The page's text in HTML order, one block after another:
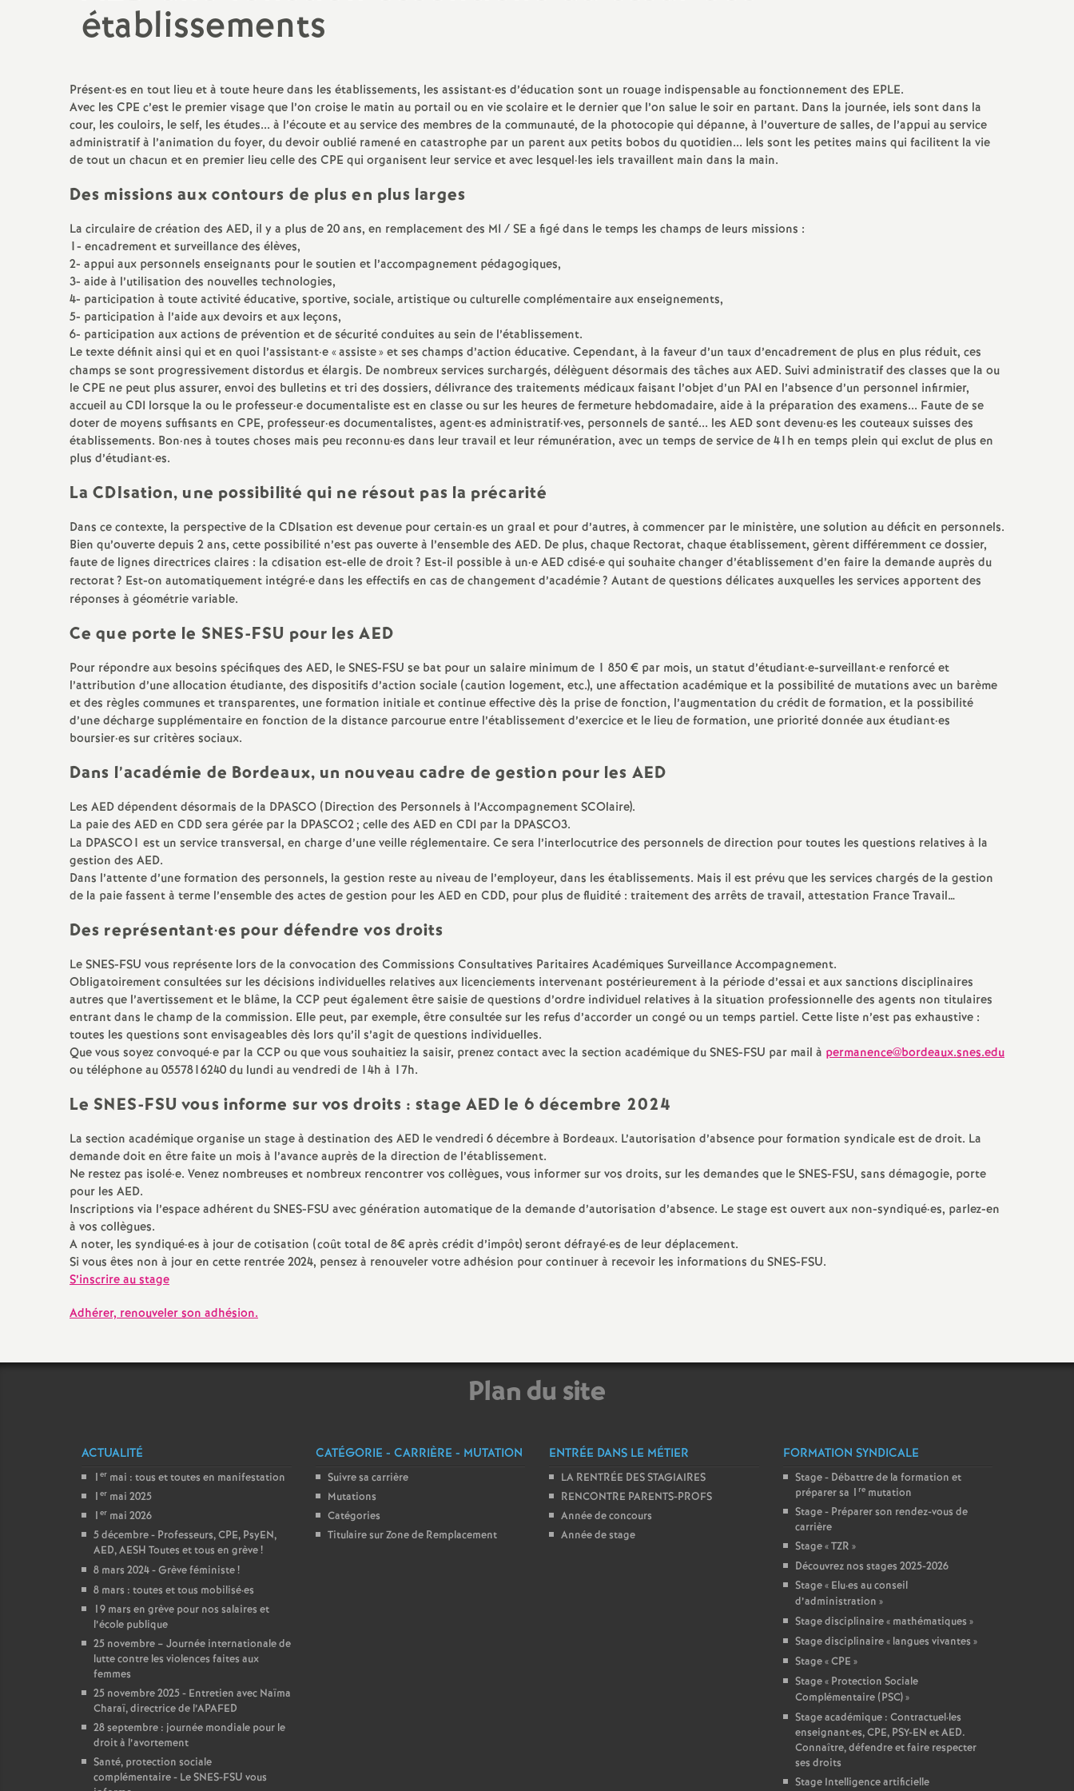
N
t
i
o
n
a
l
d
e
s
E
n
s
e
i
g
n
m
e
n
t
s
d
e
S
e
c
o
n
d
e
r
é
O
Titulaire sur Zone de
Remplacement
Education - Vie Scolaire
établissements
Présent·es en tout lieu et à toute heure dans les établissements, les assistant·es d’éducation sont un rouage indispensable au fonctionnement des EPLE.
Avec les CPE c’est le premier visage que l’on croise le matin au portail ou en vie scolaire et le dernier que l’on salue le soir en partant. Dans la journée, iels sont dans la
cour, les couloirs, le self, les études... à l’écoute et au service des membres de la communauté, de la photocopie qui dépanne, à l’ouverture de salles, de l’appui au service
administratif à l’animation du foyer, du devoir oublié ramené en catastrophe par un parent aux petits bobos du quotidien... Iels sont les petites mains qui facilitent la vie
de tout un chacun et en premier lieu celle des CPE qui organisent leur service et avec lesquel·les iels travaillent main dans la main.
Des missions aux contours de plus en plus larges
La circulaire de création des AED, il y a plus de 20 ans, en remplacement des MI / SE a figé dans le temps les champs de leurs missions :
1- encadrement et surveillance des élèves,
2- appui aux personnels enseignants pour le soutien et l’accompagnement pédagogiques,
3- aide à l’utilisation des nouvelles technologies,
4- participation à toute activité éducative, sportive, sociale, artistique ou culturelle complémentaire aux enseignements,
5- participation à l’aide aux devoirs et aux leçons,
6- participation aux actions de prévention et de sécurité conduites au sein de l’établissement.
Le texte définit ainsi qui et en quoi l’assistant·e «assiste» et ses champs d’action éducative. Cependant, à la faveur d’un taux d’encadrement de plus en plus réduit, ces
champs se sont progressivement distordus et élargis. De nombreux services surchargés, délèguent désormais des tâches aux AED. Suivi administratif des classes que la ou
le CPE ne peut plus assurer, envoi des bulletins et tri des dossiers, délivrance des traitements médicaux faisant l’objet d’un PAI en l’absence d’un personnel infirmier,
accueil au CDI lorsque la ou le professeur·e documentaliste est en classe ou sur les heures de fermeture hebdomadaire, aide à la préparation des examens... Faute de se
doter de moyens suffisants en CPE, professeur·es documentalistes, agent·es administratif·ves, personnels de santé... les AED sont devenu·es les couteaux suisses des
établissements. Bon·nes à toutes choses mais peu reconnu·es dans leur travail et leur rémunération, avec un temps de service de 41h en temps plein qui exclut de plus en
plus d’étudiant·es.
La CDIsation, une possibilité qui ne résout pas la précarité
Dans ce contexte, la perspective de la CDIsation est devenue pour certain·es un graal et pour d’autres, à commencer par le ministère, une solution au déficit en personnels.
Bien qu’ouverte depuis 2 ans, cette possibilité n’est pas ouverte à l’ensemble des AED. De plus, chaque Rectorat, chaque établissement, gèrent différemment ce dossier,
faute de lignes directrices claires : la cdisation est-elle de droit? Est-il possible à un·e AED cdisé·e qui souhaite changer d’établissement d’en faire la demande auprès du
rectorat? Est-on automatiquement intégré·e dans les effectifs en cas de changement d’académie? Autant de questions délicates auxquelles les services apportent des
réponses à géométrie variable.
Ce que porte le SNES-FSU pour les AED
Pour répondre aux besoins spécifiques des AED, le SNES-FSU se bat pour un salaire minimum de 1 850 € par mois, un statut d’étudiant·e-surveillant·e renforcé et
l’attribution d’une allocation étudiante, des dispositifs d’action sociale (caution logement, etc.), une affectation académique et la possibilité de mutations avec un barème
et des règles communes et transparentes, une formation initiale et continue effective dès la prise de fonction, l’augmentation du crédit de formation, et la possibilité
d’une décharge supplémentaire en fonction de la distance parcourue entre l’établissement d’exercice et le lieu de formation, une priorité donnée aux étudiant·es
boursier·es sur critères sociaux.
Dans l’académie de Bordeaux, un nouveau cadre de gestion pour les AED
Les AED dépendent désormais de la DPASCO (Direction des Personnels à l’Accompagnement SCOlaire).
La paie des AED en CDD sera gérée par la DPASCO2; celle des AED en CDI par la DPASCO3.
La DPASCO1 est un service transversal, en charge d’une veille réglementaire. Ce sera l’interlocutrice des personnels de direction pour toutes les questions relatives à la
gestion des AED.
Dans l’attente d’une formation des personnels, la gestion reste au niveau de l’employeur, dans les établissements. Mais il est prévu que les services chargés de la gestion
de la paie fassent à terme l’ensemble des actes de gestion pour les AED en CDD, pour plus de fluidité : traitement des arrêts de travail, attestation France Travail…
Des représentant·es pour défendre vos droits
Le SNES-FSU vous représente lors de la convocation des Commissions Consultatives Paritaires Académiques Surveillance Accompagnement.
Obligatoirement consultées sur les décisions individuelles relatives aux licenciements intervenant postérieurement à la période d’essai et aux sanctions disciplinaires
autres que l’avertissement et le blâme, la CCP peut également être saisie de questions d’ordre individuel relatives à la situation professionnelle des agents non titulaires
entrant dans le champ de la commission. Elle peut, par exemple, être consultée sur les refus d’accorder un congé ou un temps partiel. Cette liste n’est pas exhaustive :
toutes les questions sont envisageables dès lors qu’il s’agit de questions individuelles.
Que vous soyez convoqué·e par la CCP ou que vous souhaitiez la saisir, prenez contact avec la section académique du SNES-FSU par mail à permanence@bordeaux.snes.edu
ou téléphone au 0557816240 du lundi au vendredi de 14h à 17h.
Le SNES-FSU vous informe sur vos droits : stage AED le 6 décembre 2024
La section académique organise un stage à destination des AED le vendredi 6 décembre à Bordeaux. L’autorisation d’absence pour formation syndicale est de droit. La
demande doit en être faite un mois à l’avance auprès de la direction de l’établissement.
Ne restez pas isolé·e. Venez nombreuses et nombreux rencontrer vos collègues, vous informer sur vos droits, sur les demandes que le SNES-FSU, sans démagogie, porte
pour les AED.
Inscriptions via l’espace adhérent du SNES-FSU avec génération automatique de la demande d’autorisation d’absence. Le stage est ouvert aux non-syndiqué·es, parlez-en
à vos collègues.
A noter, les syndiqué·es à jour de cotisation (coût total de 8€ après crédit d’impôt) seront défrayé·es de leur déplacement.
Si vous êtes non à jour en cette rentrée 2024, pensez à renouveler votre adhésion pour continuer à recevoir les informations du SNES-FSU.
S’inscrire au stage
Adhérer, renouveler son adhésion.
Plan du site
ACTUALITÉ
1 er mai : tous et toutes en manifestation
1 er mai 2025
1 er mai 2026
5 décembre - Professeurs, CPE, PsyEN,
AED, AESH Toutes et tous en grève!
8 mars 2024 - Grève féministe!
8 mars : toutes et tous mobilisé·es
19 mars en grève pour nos salaires et
l’école publique
25 novembre – Journée internationale de
lutte contre les violences faites aux
femmes
25 novembre 2025 - Entretien avec Naïma
Charaï, directrice de l’APAFED
28 septembre : journée mondiale pour le
droit à l’avortement
Santé, protection sociale
complémentaire - Le SNES-FSU vous
CATÉGORIE - CARRIÈRE - MUTATION
Suivre sa carrière
Mutations
Catégories
Titulaire sur Zone de Remplacement
ENTRÉE DANS LE MÉTIER
LA RENTRÉE DES STAGIAIRES
RENCONTRE PARENTS-PROFS
Année de concours
Année de stage
FORMATION SYNDICALE
Stage - Débattre de la formation et
préparer sa 1 remutation
Stage - Préparer son rendez-vous de
carrière
Stage «TZR »
Découvrez nos stages 2025-2026
Stage « Elu·es au conseil
d’administration »
Stage disciplinaire « mathématiques »
Stage disciplinaire « langues vivantes »
Stage «CPE »
Stage « Protection Sociale
Complémentaire (PSC)»
Stage académique : Contractuel·les
enseignant·es, CPE, PSY-EN et AED.
Connaître, défendre et faire respecter
ses droits
Stage Intelligence artificielle